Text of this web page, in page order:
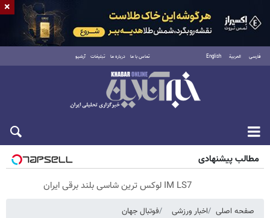
فارسی العربية English تماس با ما درباره ما تبلیغات آرشیو
پنجشنبه ۱۵ مرداد ۱۴۰۵
مطالب پیشنهادی
IM LS7 لوکس ترین شاسی بلند برقی ایران
صفحه اصلی اخبار ورزشی فوتبال جهان
×